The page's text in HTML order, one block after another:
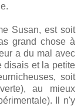
Susan, est soit
grand chose à
a du mal avec
disais et la petite
soit
au mieux
Il n'y